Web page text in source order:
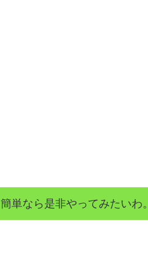
簡単なら是非やってみたいわ。